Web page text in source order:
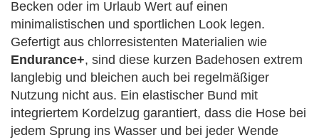
Becken oder im Urlaub Wert auf einen
minimalistischen und sportlichen Look legen.
Gefertigt aus chlorresistenten Materialien wie
Endurance+, sind diese kurzen Badehosen extrem
langlebig und bleichen auch bei regelmäßiger
Nutzung nicht aus. Ein elastischer Bund mit
integriertem Kordelzug garantiert, dass die Hose bei
jedem Sprung ins Wasser und bei jeder Wende